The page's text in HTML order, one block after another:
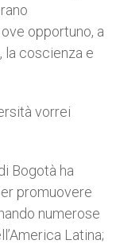
opportuno, a
la coscienza e
vorrei
Bogotà ha
promuovere
numerose
Latina;